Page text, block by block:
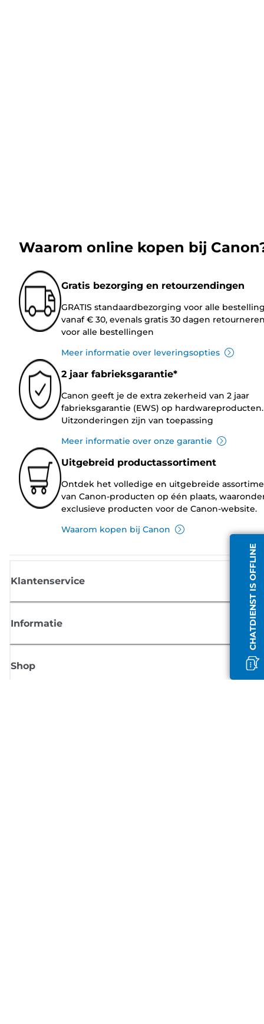
CHATDIENST IS OFFLINE
Waarom online kopen bij
Gratis bezorging en retourzendingen
GRATIS standaardbezorging voor alle
vanaf € 30, evenals gratis 30 dagen
voor alle bestellingen
Meer informatie over leveringsopties
2 jaar fabrieksgarantie*
Canon geeft je de extra zekerheid van 2 jaar
fabrieksgarantie (EWS) op hardwareproducten.
Uitzonderingen zijn van toepassing
Meer informatie over onze garantie
Uitgebreid productassortiment
Ontdek het volledige en uitgebreide
van Canon-producten op één plaats,
exclusieve producten voor de Canon-website.
Waarom kopen bij Canon
Klantenservice
Informatie
Shop